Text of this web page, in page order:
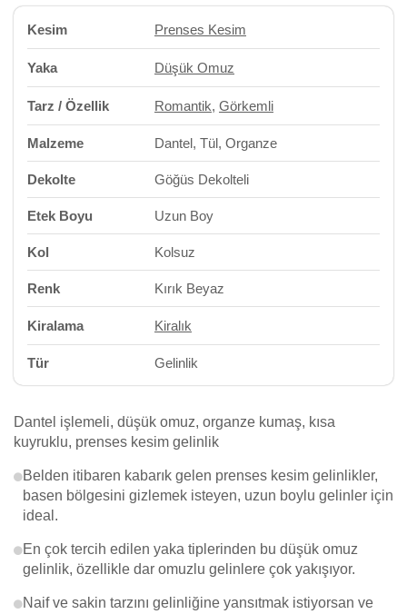
Kesim Prenses Kesim
Yaka Düşük Omuz
Tarz / Özellik Romantik, Görkemli
Malzeme Dantel, Tül, Organze
Dekolte Göğüs Dekolteli
Etek Boyu Uzun Boy
Kol Kolsuz
Renk Kırık Beyaz
Kiralama Kiralık
Tür Gelinlik
Dantel işlemeli, düşük omuz, organze kumaş, kısa
kuyruklu, prenses kesim gelinlik
Belden itibaren kabarık gelen prenses kesim gelinlikler,
basen bölgesini gizlemek isteyen, uzun boylu gelinler için
ideal.
En çok tercih edilen yaka tiplerinden bu düşük omuz
gelinlik, özellikle dar omuzlu gelinlere çok yakışıyor.
Naif ve sakin tarzını gelinliğine yansıtmak istiyorsan ve